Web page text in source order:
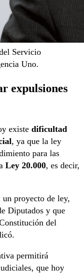
Servicio
Uno.
expulsiones
existe dificultad
, ya que la ley
para las
Ley 20.000, es decir,
proyecto de ley,
Diputados y que
del
permitirá
que hoy